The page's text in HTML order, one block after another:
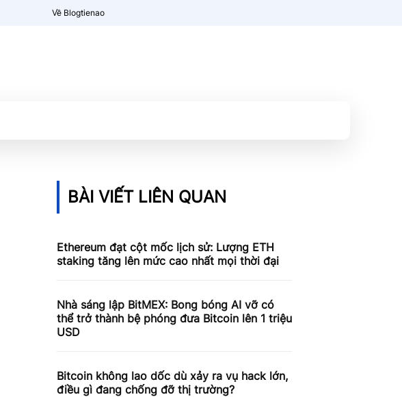
Về Blogtienao
BÀI VIẾT LIÊN QUAN
Ethereum đạt cột mốc lịch sử: Lượng ETH
staking tăng lên mức cao nhất mọi thời đại
Nhà sáng lập BitMEX: Bong bóng AI vỡ có
thể trở thành bệ phóng đưa Bitcoin lên 1 triệu
USD
Bitcoin không lao dốc dù xảy ra vụ hack lớn,
điều gì đang chống đỡ thị trường?